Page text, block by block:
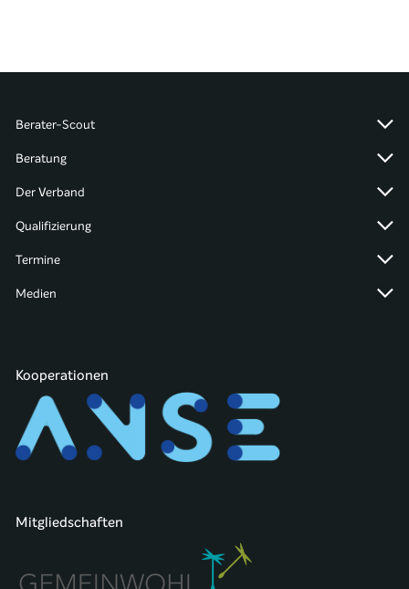
Berater-Scout
Beratung
Der Verband
Qualifizierung
Termine
Medien
Kooperationen
Mitgliedschaften